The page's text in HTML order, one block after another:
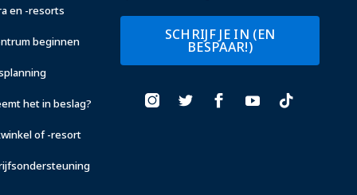
SCHRIJF JE IN (EN
BESPAAR!)
en -resorts
beginnen
het in beslag?
of -resort